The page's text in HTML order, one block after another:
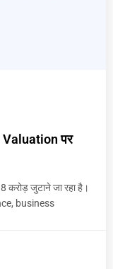
पर
जुटाने जा रहा है।
business